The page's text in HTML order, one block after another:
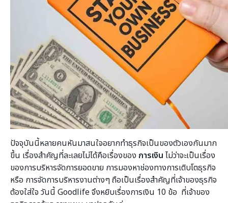
ปัจจุบันนี้หลายคนหันมาสนใจอยากทำธุรกิจเป็นของตัวเองกันมาก
ขึ้น เรื่องสำคัญที่ละเลยไม่ได้คือเรื่องของ การเงิน ไม่ว่าจะเป็นเรื่อง
ของการบริหารจัดการยอดขาย การมองหาช่องทางการเติบโตธุรกิจ
หรือ การจัดการบริหารงานต่างๆ ถือเป็นเรื่องสำคัญที่เจ้าของธุรกิจ
ต้องใส่ใจ วันนี้ Goodlife จึงหยิบเรื่องการเงิน 10 ข้อ ที่เจ้าของ